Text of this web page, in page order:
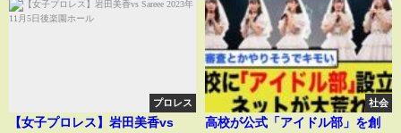
プロレス
【女子プロレス】岩田美香vs
社会
高校が公式「アイドル部」を創